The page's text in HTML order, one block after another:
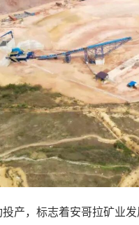
产，标志着安哥拉矿业发